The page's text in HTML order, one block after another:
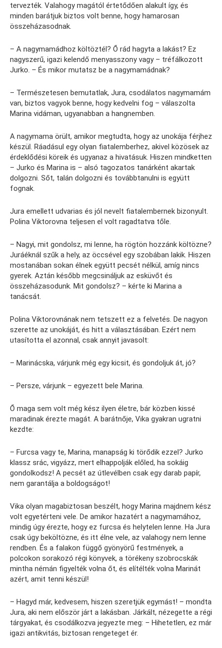
tervezték. Valahogy magától értetődően alakult így, és
minden barátjuk biztos volt benne, hogy hamarosan
összeházasodnak.
– A nagymamádhoz költöztél? Ő rád hagyta a lakást? Ez
nagyszerű, igazi kelendő menyasszony vagy – tréfálkozott
Jurko. – És mikor mutatsz be a nagymamádnak?
– Természetesen bemutatlak, Jura, csodálatos nagymamám
van, biztos vagyok benne, hogy kedvelni fog – válaszolta
Marina vidáman, ugyanabban a hangnemben.
A nagymama örült, amikor megtudta, hogy az unokája férjhez
készül. Ráadásul egy olyan fiatalemberhez, akivel közösek az
érdeklődési köreik és ugyanaz a hivatásuk. Hiszen mindketten
– Jurko és Marina is – alsó tagozatos tanárként akartak
dolgozni. Sőt, talán dolgozni és továbbtanulni is együtt
fognak.
Jura emellett udvarias és jól nevelt fiatalembernek bizonyult.
Polina Viktorovna teljesen el volt ragadtatva tőle.
– Nagyi, mit gondolsz, mi lenne, ha rögtön hozzánk költözne?
Juráéknál szűk a hely, az öccsével egy szobában lakik. Hiszen
mostanában sokan élnek együtt pecsét nélkül, amíg nincs
gyerek. Aztán később megcsináljuk az esküvőt és
összeházasodunk. Mit gondolsz? – kérte ki Marina a
tanácsát.
Polina Viktorovnának nem tetszett ez a felvetés. De nagyon
szerette az unokáját, és hitt a választásában. Ezért nem
utasította el azonnal, csak annyit javasolt:
– Marinácska, várjunk még egy kicsit, és gondoljuk át, jó?
– Persze, várjunk – egyezett bele Marina.
Ő maga sem volt még kész ilyen életre, bár közben kissé
maradinak érezte magát. A barátnője, Vika gyakran ugratni
kezdte:
– Furcsa vagy te, Marina, manapság ki törődik ezzel? Jurko
klassz srác, vigyázz, mert elhappolják előled, ha sokáig
gondolkodsz! A pecsét az útlevélben csak egy darab papír,
nem garantálja a boldogságot!
Vika olyan magabiztosan beszélt, hogy Marina majdnem kész
volt egyetérteni vele. De amikor hazatért a nagymamához,
mindig úgy érezte, hogy ez furcsa és helytelen lenne. Ha Jura
csak úgy beköltözne, és itt élne vele, az valahogy nem lenne
rendben. És a falakon függő gyönyörű festmények, a
polcokon sorakozó régi könyvek, a törékeny szobrocskák
mintha némán figyelték volna őt, és elítélték volna Marinát
azért, amit tenni készül!
– Hagyd már, kedvesem, hiszen szeretjük egymást! – mondta
Jura, aki nem először járt a lakásban. Járkált, nézegette a régi
tárgyakat, és csodálkozva jegyezte meg: – Hihetetlen, ez már
igazi antikvitás, biztosan rengeteget ér.